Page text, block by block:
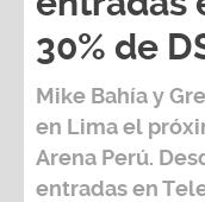
30% de
Mike Bahíay
en Lima el
Arena Perú.
entradas en